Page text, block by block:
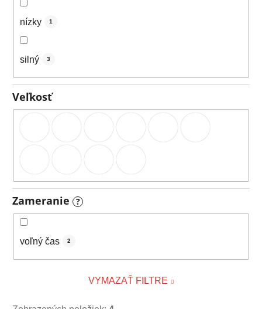
nízky 1
silný 3
Veľkosť
Zameranie ?
voľný čas 2
VYMAZAŤ FILTRE